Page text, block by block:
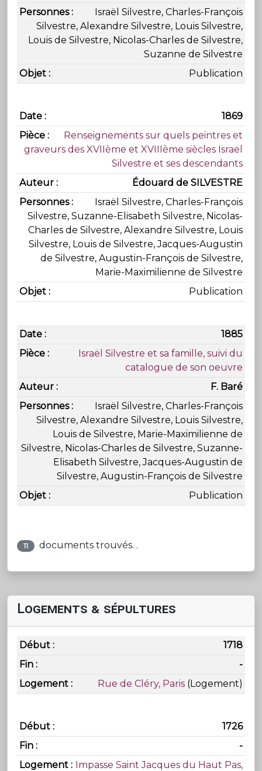
Israël Silvestre, Charles-François
Silvestre, Alexandre Silvestre, Louis Silvestre,
Louis de Silvestre, Nicolas-Charles de Silvestre,
Suzanne de Silvestre
Publication
1869
Renseignements sur quels peintres et
graveurs des XVIIème et XVIIIème siècles Israël
Silvestre et ses descendants
Édouard de SILVESTRE
Israël Silvestre, Charles-François
Silvestre, Suzanne-Elisabeth Silvestre, Nicolas-
Charles de Silvestre, Alexandre Silvestre, Louis
Silvestre, Louis de Silvestre, Jacques-Augustin
de Silvestre, Augustin-François de Silvestre,
Marie-Maximilienne de Silvestre
Publication
1885
Israël Silvestre et sa famille, suivi du
catalogue de son oeuvre
F. Baré
Israël Silvestre, Charles-François
Silvestre, Alexandre Silvestre, Louis Silvestre,
Louis de Silvestre, Marie-Maximilienne de
Silvestre, Nicolas-Charles de Silvestre, Suzanne-
Elisabeth Silvestre, Jacques-Augustin de
Silvestre, Augustin-François de Silvestre
Publication
11 documents trouvés. .
Logements & sépultures
1718
-
Rue de Cléry, Paris (Logement)
1726
-
Impasse Saint Jacques du Haut Pas,